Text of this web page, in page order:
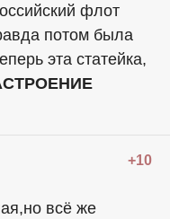
флот
потом была
эта статейка,
+10
всё же